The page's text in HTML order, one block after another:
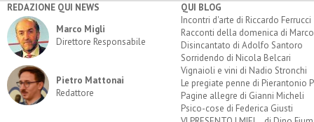
REDAZIONE QUI NEWS
Marco Migli
Direttore Responsabile
Pietro Mattonai
Redattore
QUI BLOG
Incontri d'arte di Riccardo Ferrucci
Racconti della domenica di
Disincantato di Adolfo Santoro
Sorridendo di Nicola Belcari
Vignaioli e vini di Nadio Stronchi
Le pregiate penne di Pierantonio
Pagine allegre di Gianni Micheli
Psico-cose di Federica Giusti